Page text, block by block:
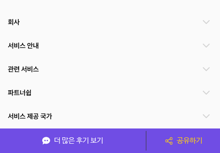
더 많은 후기 보기 공유하기
회사
서비스 안내
관련 서비스
파트너쉽
서비스 제공 국가